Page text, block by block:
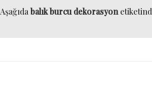
Aşağıda balık burcu dekorasyon